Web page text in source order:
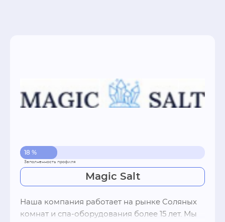
18 %
Magic Salt
Наша компания работает на рынке Соляных
комнат и спа-оборудования более 15 лет. Мы